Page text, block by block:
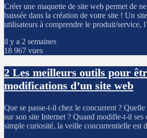
Créer une maquette de site web permet de
baissée dans la création de votre site ! Un
utilisateurs à comprendre le produit/service,
il y a 2 semaines
18 967 vues
2 Les meilleurs outils pour
modifications d’un site web
Que se passe-t-il chez le concurrent ?
sur son site Internet ? Quand modifie-t-il ses
simple curiosité, la veille concurrentielle est